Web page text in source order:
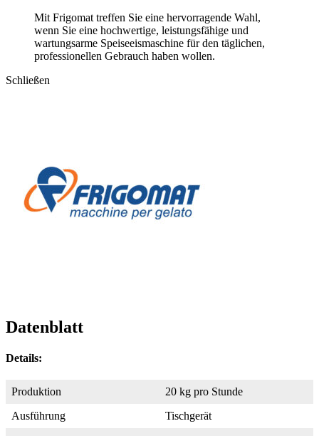
Mit Frigomat treffen Sie eine hervorragende Wahl,
wenn Sie eine hochwertige, leistungsfähige und
wartungsarme Speiseeismaschine für den täglichen,
professionellen Gebrauch haben wollen.
Schließen
Datenblatt
Details:
Produktion
20 kg pro Stunde
Ausführung
Tischgerät